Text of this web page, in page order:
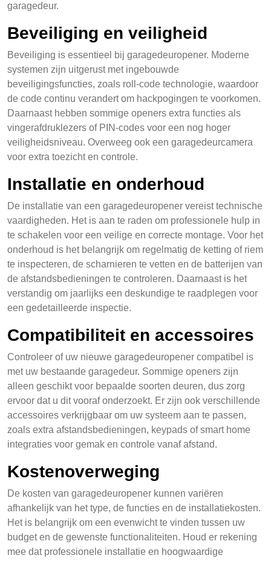
garagedeur.
Beveiliging en veiligheid
Beveiliging is essentieel bij garagedeuropener. Moderne
systemen zijn uitgerust met ingebouwde
beveiligingsfuncties, zoals roll-code technologie, waardoor
de code continu verandert om hackpogingen te voorkomen.
Daarnaast hebben sommige openers extra functies als
vingerafdruklezers of PIN-codes voor een nog hoger
veiligheidsniveau. Overweeg ook een garagedeurcamera
voor extra toezicht en controle.
Installatie en onderhoud
De installatie van een garagedeuropener vereist technische
vaardigheden. Het is aan te raden om professionele hulp in
te schakelen voor een veilige en correcte montage. Voor het
onderhoud is het belangrijk om regelmatig de ketting of riem
te inspecteren, de scharnieren te vetten en de batterijen van
de afstandsbedieningen te controleren. Daarnaast is het
verstandig om jaarlijks een deskundige te raadplegen voor
een gedetailleerde inspectie.
Compatibiliteit en accessoires
Controleer of uw nieuwe garagedeuropener compatibel is
met uw bestaande garagedeur. Sommige openers zijn
alleen geschikt voor bepaalde soorten deuren, dus zorg
ervoor dat u dit vooraf onderzoekt. Er zijn ook verschillende
accessoires verkrijgbaar om uw systeem aan te passen,
zoals extra afstandsbedieningen, keypads of smart home
integraties voor gemak en controle vanaf afstand.
Kostenoverweging
De kosten van garagedeuropener kunnen variëren
afhankelijk van het type, de functies en de installatiekosten.
Het is belangrijk om een evenwicht te vinden tussen uw
budget en de gewenste functionaliteiten. Houd er rekening
mee dat professionele installatie en hoogwaardige